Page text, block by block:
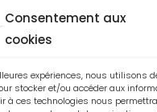
Consentement aux
cookies
expériences, nous utilisons
stocker et/ou accéder aux
à ces technologies nous
SUIVEZ-MOI SUR